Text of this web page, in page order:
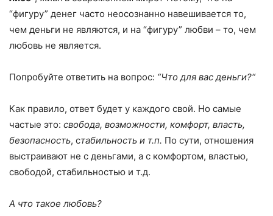
“фигуру” денег часто неосознанно навешивается то,
чем деньги не являются, и на “фигуру” любви – то, чем
любовь не является.
Попробуйте ответить на вопрос: “Что для вас деньги?“
Как правило, ответ будет у каждого свой. Но самые
частые это: свобода, возможности, комфорт, власть,
безопасность, стабильность и т.п. По сути, отношения
выстраивают не с деньгами, а с комфортом, властью,
свободой, стабильностью и т.д.
А что такое любовь?